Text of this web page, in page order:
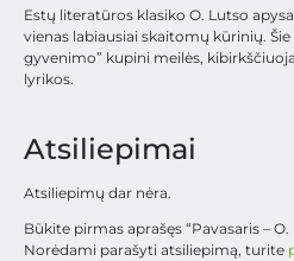
Estų literatūros klasiko O. Lutso
vienas labiausiai skaitomų kūrinių.
gyvenimo” kupini meilės,
lyrikos.
Atsiliepimai
Atsiliepimų dar nėra.
Būkite pirmas aprašęs “Pavasaris – O.
Norėdami parašyti atsiliepimą, turite